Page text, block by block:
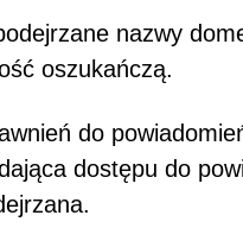
nazwy
oszukańczą.
do
dostępu do